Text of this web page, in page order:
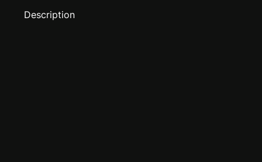
Description